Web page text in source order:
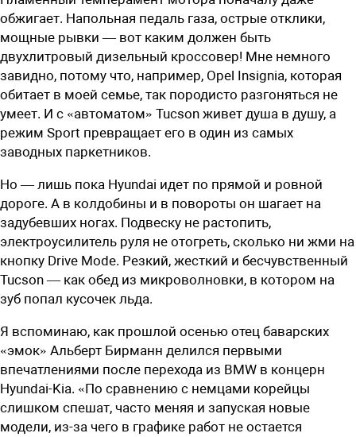
обжигает. Напольная педаль газа, острые отклики,
мощные рывки — вот каким должен быть
двухлитровый дизельный кроссовер! Мне немного
завидно, потому что, например, Opel Insignia, которая
обитает в моей семье, так породисто разгоняться не
умеет. И с «автоматом» Tucson живет душа в душу, а
режим Sport превращает его в один из самых
заводных паркетников.
Но — лишь пока Hyundai идет по прямой и ровной
дороге. А в колдобины и в повороты он шагает на
задубевших ногах. Подвеску не растопить,
электроусилитель руля не отогреть, сколько ни жми на
кнопку Drive Mode. Резкий, жесткий и бесчувственный
Tucson — как обед из микроволновки, в котором на
зуб попал кусочек льда.
Я вспоминаю, как прошлой осенью отец баварских
«эмок» Альберт Бирманн делился первыми
впечатлениями после перехода из BMW в концерн
Hyundai-Kia. «По сравнению с немцами корейцы
слишком спешат, часто меняя и запуская новые
модели, из-за чего в графике работ не остается